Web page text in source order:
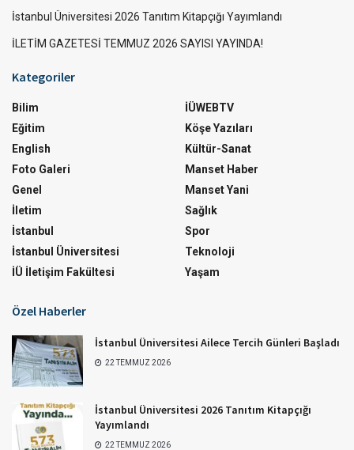
İstanbul Üniversitesi 2026 Tanıtım Kitapçığı Yayımlandı
İLETİM GAZETESİ TEMMUZ 2026 SAYISI YAYINDA!
Kategoriler
Bilim
Eğitim
English
Foto Galeri
Genel
İletim
İstanbul
İstanbul Üniversitesi
İÜ İletişim Fakültesi
İÜWEBTV
Köşe Yazıları
Kültür-Sanat
Manset Haber
Manset Yani
Sağlık
Spor
Teknoloji
Yaşam
Özel Haberler
İstanbul Üniversitesi Ailece Tercih Günleri Başladı
22 TEMMUZ 2026
İstanbul Üniversitesi 2026 Tanıtım Kitapçığı
Yayımlandı
22 TEMMUZ 2026